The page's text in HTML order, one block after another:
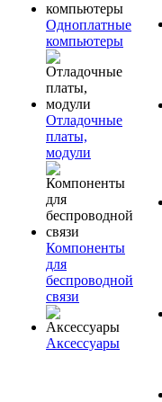
Одноплатные
компьютеры
Отладочные
платы,
модули
Компоненты
для
беспроводной
связи
Аксессуары